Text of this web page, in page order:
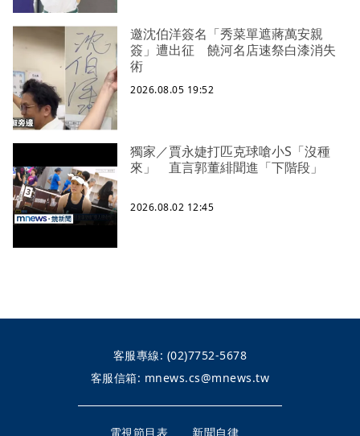
邀沈伯洋簽名「秀菜單遮蔣萬安親
簽」遭出征 饒河名店速祭白漆消失
術
2026.08.05 19:52
獨家／賈永婕打匹克球嗆小S「沒種
來」 直言郭董緋聞進「下階段」
2026.08.02 12:45
客服專線: (02)7752-5678
客服信箱: mnews.cs@mnews.tw
電視節目表 新聞自律